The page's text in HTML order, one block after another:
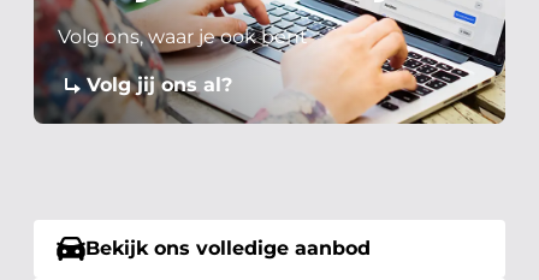
Volg ons, waar je ook bent
Volg jij ons al?
Bekijk ons volledige aanbod